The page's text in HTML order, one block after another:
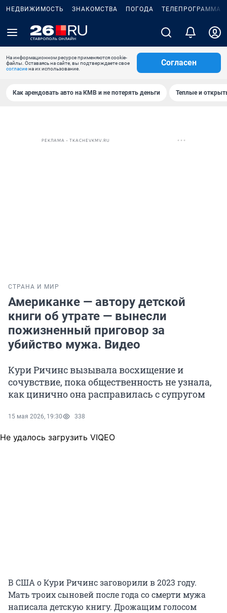
НЕДВИЖИМОСТЬ ЗНАКОМСТВА ПОГОДА ТЕЛЕПРОГРАММА
На информационном ресурсе применяются cookie-
файлы. Оставаясь на сайте, вы подтверждаете свое
согласиена их использование.
Согласен
Как арендовать авто на КМВ и не потерять деньги Теплые и
РЕКЛАМА • TKACHEVKMV.RU
СТРАНА И МИР
Американке — автору детской
книги об утрате — вынесли
пожизненный приговор за
убийство мужа. Видео
Кури Ричинс вызывала восхищение и
сочувствие, пока общественность не узнала,
как цинично она расправилась с супругом
15 мая 2026, 19:30 338
Не удалось загрузить VIQEO
В США о Кури Ричинс заговорили в 2023 году.
Мать троих сыновей после года со смерти мужа
написала детскую книгу. Дрожащим голосом